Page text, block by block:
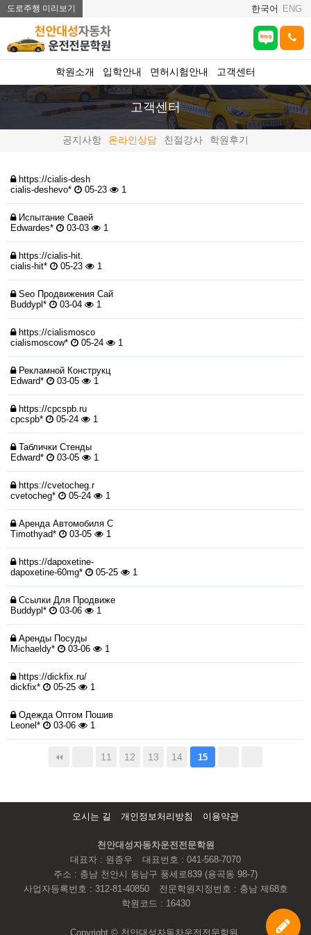
도로주행 미리보기 한국어 ENG
학원소개 입학안내 면허시험안내 고객센터
고객센터
공지사항 온라인상담 친절강사 학원후기
https://cialis-desh
cialis-deshevo*
05-23 1
Испытание Сваей
Edwardes*
03-03 1
https://cialis-hit.
cialis-hit*
05-23 1
Seo Продвижения Сай
Buddypl*
03-04 1
https://cialismosco
cialismoscow*
05-24 1
Рекламной Конструкц
Edward*
03-05 1
https://cpcspb.ru
cpcspb*
05-24 1
Таблички Стенды
Edward*
03-05 1
https://cvetocheg.r
cvetocheg*
05-24 1
Аренда Автомобиля С
Timothyad*
03-05 1
https://dapoxetine-
dapoxetine-60mg*
05-25 1
Ссылки Для Продвиже
Buddypl*
03-06 1
Аренды Посуды
Michaeldy*
03-06 1
https://dickfix.ru/
dickfix*
05-25 1
Одежда Оптом Пошив
Leonel*
03-06 1
11 12 13 14 15
오시는 길 개인정보처리방침 이용약관
천안대성자동차운전전문학원
대표자 : 원종우
대표번호 : 041-568-7070
주소 : 충남 천안시 동남구 풍세로839 (용곡동 98-7)
사업자등록번호 : 312-81-40850
전문학원지정번호 : 충남 제68호
학원코드 : 16430
Copyright © 천안대성자동차운전전문학원.